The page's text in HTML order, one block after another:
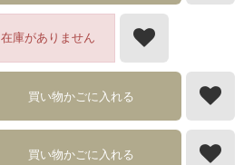
在庫がありません
買い物かごに入れる
買い物かごに入れる